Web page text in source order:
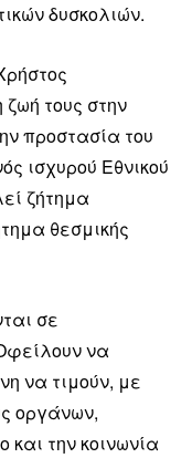
δυσκολιών.
τους στην
προστασία του
ισχυρού Εθνικού
ζήτημα
θεσμικής
σε
να
να τιμούν, με
οργάνων,
την κοινωνία